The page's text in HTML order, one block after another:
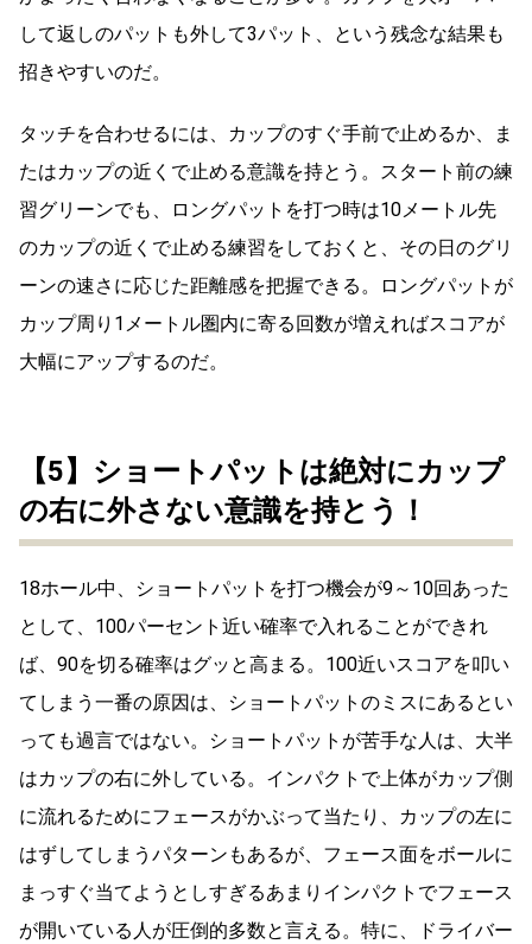
して返しのパットも外して3パット、という残念な結果も
招きやすいのだ。
タッチを合わせるには、カップのすぐ手前で止めるか、ま
たはカップの近くで止める意識を持とう。スタート前の練
習グリーンでも、ロングパットを打つ時は10メートル先
のカップの近くで止める練習をしておくと、その日のグリ
ーンの速さに応じた距離感を把握できる。ロングパットが
カップ周り1メートル圏内に寄る回数が増えればスコアが
大幅にアップするのだ。
【5】ショートパットは絶対にカップ
の右に外さない意識を持とう！
18ホール中、ショートパットを打つ機会が9～10回あった
として、100パーセント近い確率で入れることができれ
ば、90を切る確率はグッと高まる。100近いスコアを叩い
てしまう一番の原因は、ショートパットのミスにあるとい
っても過言ではない。ショートパットが苦手な人は、大半
はカップの右に外している。インパクトで上体がカップ側
に流れるためにフェースがかぶって当たり、カップの左に
はずしてしまうパターンもあるが、フェース面をボールに
まっすぐ当てようとしすぎるあまりインパクトでフェース
が開いている人が圧倒的多数と言える。特に、ドライバー